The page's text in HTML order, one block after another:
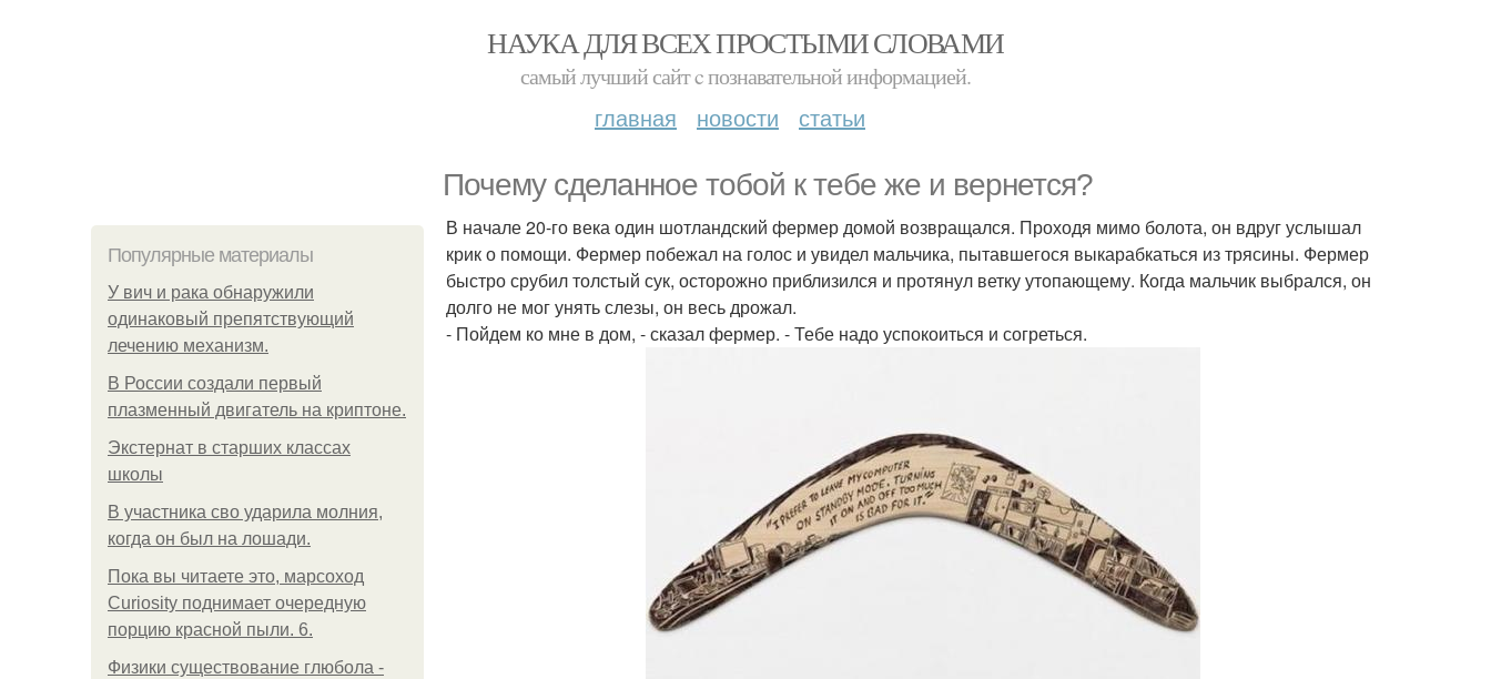
НАУКА ДЛЯ ВСЕХ ПРОСТЫМИ СЛОВАМИ
самый лучший сайт c познавательной информацией.
главная новости статьи
Почему сделанное тобой к тебе же и вернется?
Популярные материалы
У вич и рака обнаружили
одинаковый препятствующий
лечению механизм.
В России создали первый
плазменный двигатель на криптоне.
Экстернат в старших классах
школы
В участника сво ударила молния,
когда он был на лошади.
Пока вы читаете это, марсоход
Curiosity поднимает очередную
порцию красной пыли. 6.
Физики существование глюбола -
В начале 20-го века один шотландский фермер домой возвращался. Проходя мимо болота, он вдруг услышал
крик о помощи. Фермер побежал на голос и увидел мальчика, пытавшегося выкарабкаться из трясины. Фермер
быстро срубил толстый сук, осторожно приблизился и протянул ветку утопающему. Когда мальчик выбрался, он
долго не мог унять слезы, он весь дрожал.
- Пойдем ко мне в дом, - сказал фермер. - Тебе надо успокоиться и согреться.